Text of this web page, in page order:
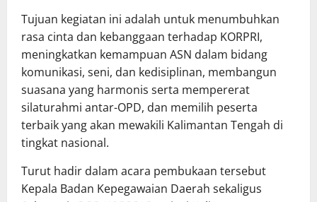
Tujuan kegiatan ini adalah untuk menumbuhkan
rasa cinta dan kebanggaan terhadap KORPRI,
meningkatkan kemampuan ASN dalam bidang
komunikasi, seni, dan kedisiplinan, membangun
suasana yang harmonis serta mempererat
silaturahmi antar-OPD, dan memilih peserta
terbaik yang akan mewakili Kalimantan Tengah di
tingkat nasional.
Turut hadir dalam acara pembukaan tersebut
Kepala Badan Kepegawaian Daerah sekaligus